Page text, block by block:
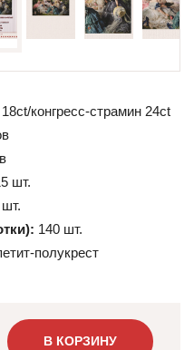
конгресс-страмин 24ct
шт.
140 шт.
полукрест
В КОРЗИНУ